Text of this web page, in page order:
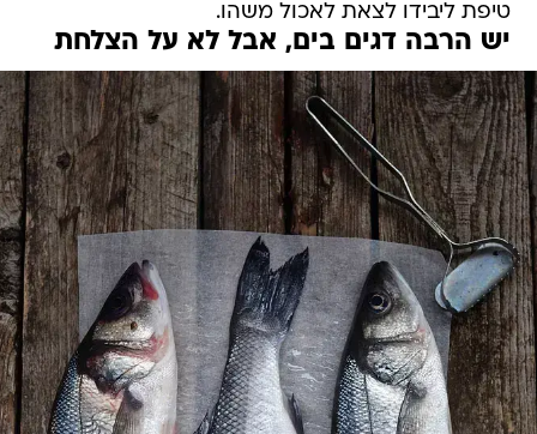
טיפת ליבידו לצאת לאכול משהו.
יש הרבה דגים בים, אבל לא על הצלחת